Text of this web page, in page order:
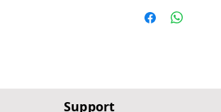
Leistung: 33V -
kann keine
Support